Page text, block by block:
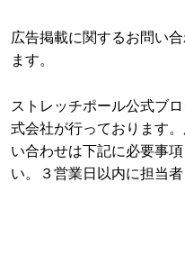
広告掲載に関するお問い
ます。
ストレッチポール公式ブ
式会社が行っております
い合わせは下記に必要事
い。３営業日以内に担当